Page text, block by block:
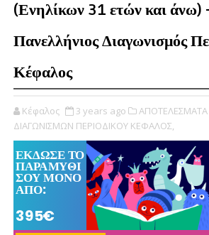
(Ενηλίκων 31 ετών και άνω)
Πανελλήνιος Διαγωνισμός
Κέφαλος
Κέφαλος 3 years ago
ΔΙΑΓΩΝΙΣΜΩΝ ΠΕΡΙΟΔΙΚΟΥ ΚΕΦΑΛΟΣ,